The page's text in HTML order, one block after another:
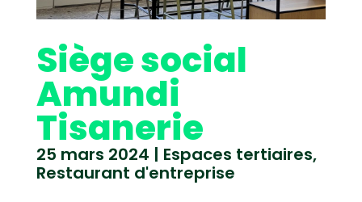
Siège social
Amundi
Tisanerie
25 mars 2024 | Espaces tertiaires,
Restaurant d'entreprise